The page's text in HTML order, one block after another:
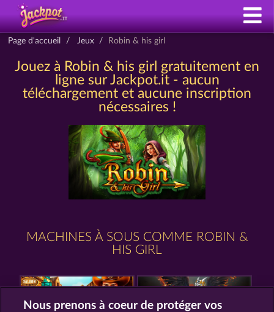
Page d'accueil Jeux Robin & his girl
Jouez à Robin & his girl gratuitement en
ligne sur Jackpot.it - aucun
téléchargement et aucune inscription
nécessaires !
MACHINES À SOUS COMME ROBIN &
HIS GIRL
Nous prenons à coeur de protéger vos